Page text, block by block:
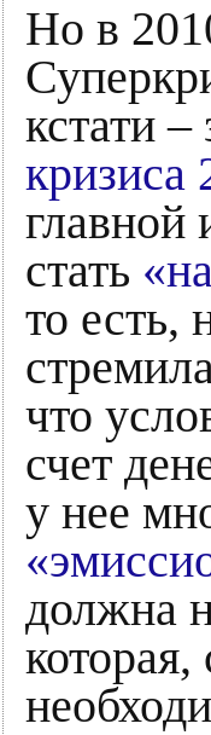
Но в
кстати
кризиса
главной
стать
то есть,
что
счет
у нее
должна
которая,